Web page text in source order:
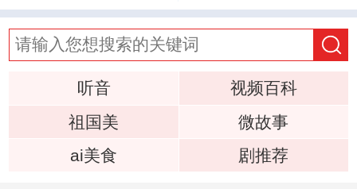
听音
视频百科
祖国美
微故事
ai美食
剧推荐